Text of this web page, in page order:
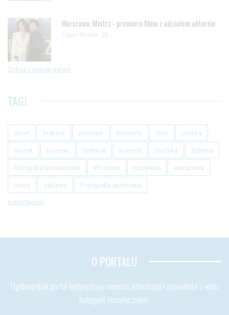
Warszawa: Mistrz - premiera filmu z udziałem aktorów
Zdjęc/filmów: 26
Zobacz więcej galerii
TAGI
sport krakow wroclaw koncerty foto polska
muzyk poznan festiwal koncert muzyka Zdjecia
fotografia koncertowa Wrocław rozrywka warszawa
mecz zabawa Fotografia sportowa
Index tagów
O PORTALU
Ogólnopolski portal będący bazą nowości, informacji i zapowiedzi z wielu
kategorii tematycznych.